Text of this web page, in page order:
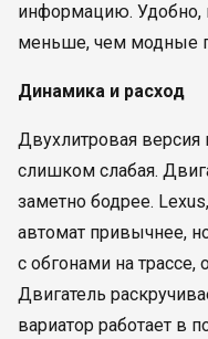
информацию. Удобно,
меньше, чем модные
Динамика и расход
Двухлитровая версия
слишком слабая.
заметно бодрее.
автомат привычнее,
с обгонами на
Двигатель
вариатор работает в